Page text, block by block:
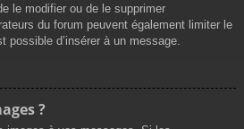
le modifier ou de le supprimer
du forum peuvent également limiter le
possible d’insérer à un message.
?